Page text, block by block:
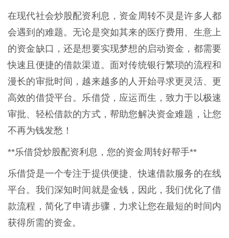
在现代社会炒股配资利息，资金周转不灵是许多人都
会遇到的难题。无论是突如其来的医疗费用、生意上
的资金缺口，还是想要实现梦想的启动资金，都需要
快速且便捷的借款渠道。面对传统银行繁琐的流程和
漫长的审批时间，越来越多的人开始寻求更灵活、更
高效的借贷平台。乐借贷，应运而生，致力于以极速
审批、轻松借款的方式，帮助您解决资金难题，让您
不再为钱发愁！
**乐借贷炒股配资利息，您的资金周转好帮手**
乐借贷是一个专注于提供便捷、快速借款服务的在线
平台。我们深知时间就是金钱，因此，我们优化了借
款流程，简化了申请步骤，力求让您在最短的时间内
获得所需的资金。